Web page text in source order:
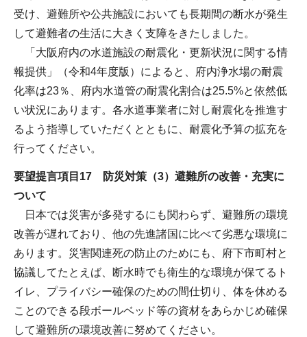
受け、避難所や公共施設においても長期間の断水が発生
して避難者の生活に大きく支障をきたしました。
「大阪府内の水道施設の耐震化・更新状況に関する情
報提供」（令和4年度版）によると、府内浄水場の耐震
化率は23％、府内水道管の耐震化割合は25.5%と依然低
い状況にあります。各水道事業者に対し耐震化を推進す
るよう指導していただくとともに、耐震化予算の拡充を
行ってください。
要望提言項目17 防災対策（3）避難所の改善・充実に
ついて
日本では災害が多発するにも関わらず、避難所の環境
改善が遅れており、他の先進諸国に比べて劣悪な環境に
あります。災害関連死の防止のためにも、府下市町村と
協議してたとえば、断水時でも衛生的な環境が保てるト
イレ、プライバシー確保のための間仕切り、体を休める
ことのできる段ボールベッド等の資材をあらかじめ確保
して避難所の環境改善に努めてください。